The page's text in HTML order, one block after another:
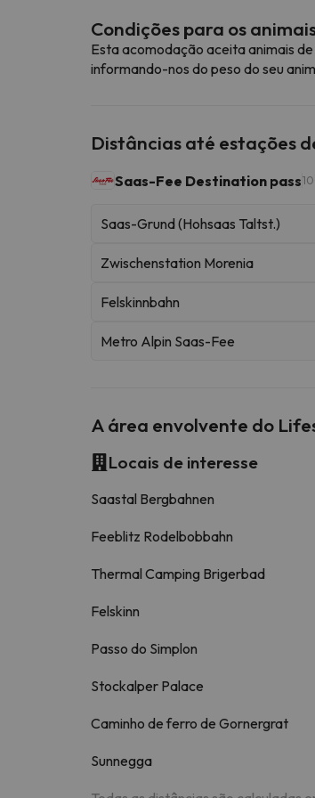
Condições para os
Esta acomodação aceita animais
informando-nos do peso do seu
Distâncias até estações
Saas-Fee Destination pass
Saas-Grund (Hohsaas Taltst.)
Zwischenstation Morenia
Felskinnbahn
Metro Alpin Saas-Fee
A área envolvente do
Locais de interesse
Saastal Bergbahnen
Feeblitz Rodelbobbahn
Thermal Camping Brigerbad
Felskinn
Passo do Simplon
Stockalper Palace
Caminho de ferro de Gornergrat
Sunnegga